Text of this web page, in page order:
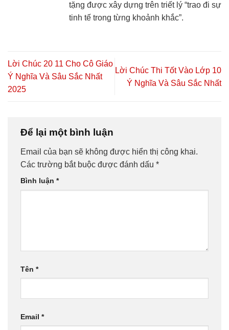
tặng được xây dựng trên triết lý “trao đi sự
tinh tế trong từng khoảnh khắc”.
Lời Chúc 20 11 Cho Cô Giáo
Ý Nghĩa Và Sâu Sắc Nhất
2025
Lời Chúc Thi Tốt Vào Lớp 10
Ý Nghĩa Và Sâu Sắc Nhất
Để lại một bình luận
Email của bạn sẽ không được hiển thị công khai.
Các trường bắt buộc được đánh dấu *
Bình luận *
Tên *
Email *